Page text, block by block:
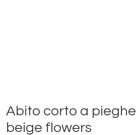
Abito corto a pieghe
beige flowers